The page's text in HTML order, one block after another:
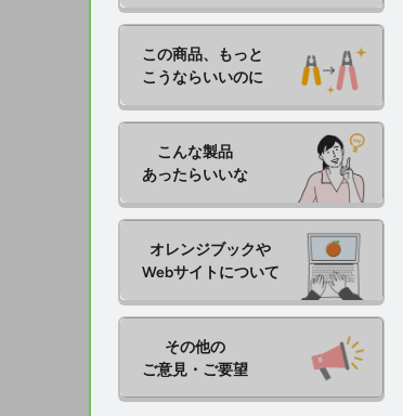
この商品、もっと
こうならいいのに
こんな製品
あったらいいな
オレンジブックや
Webサイトについて
その他の
ご意見・ご要望